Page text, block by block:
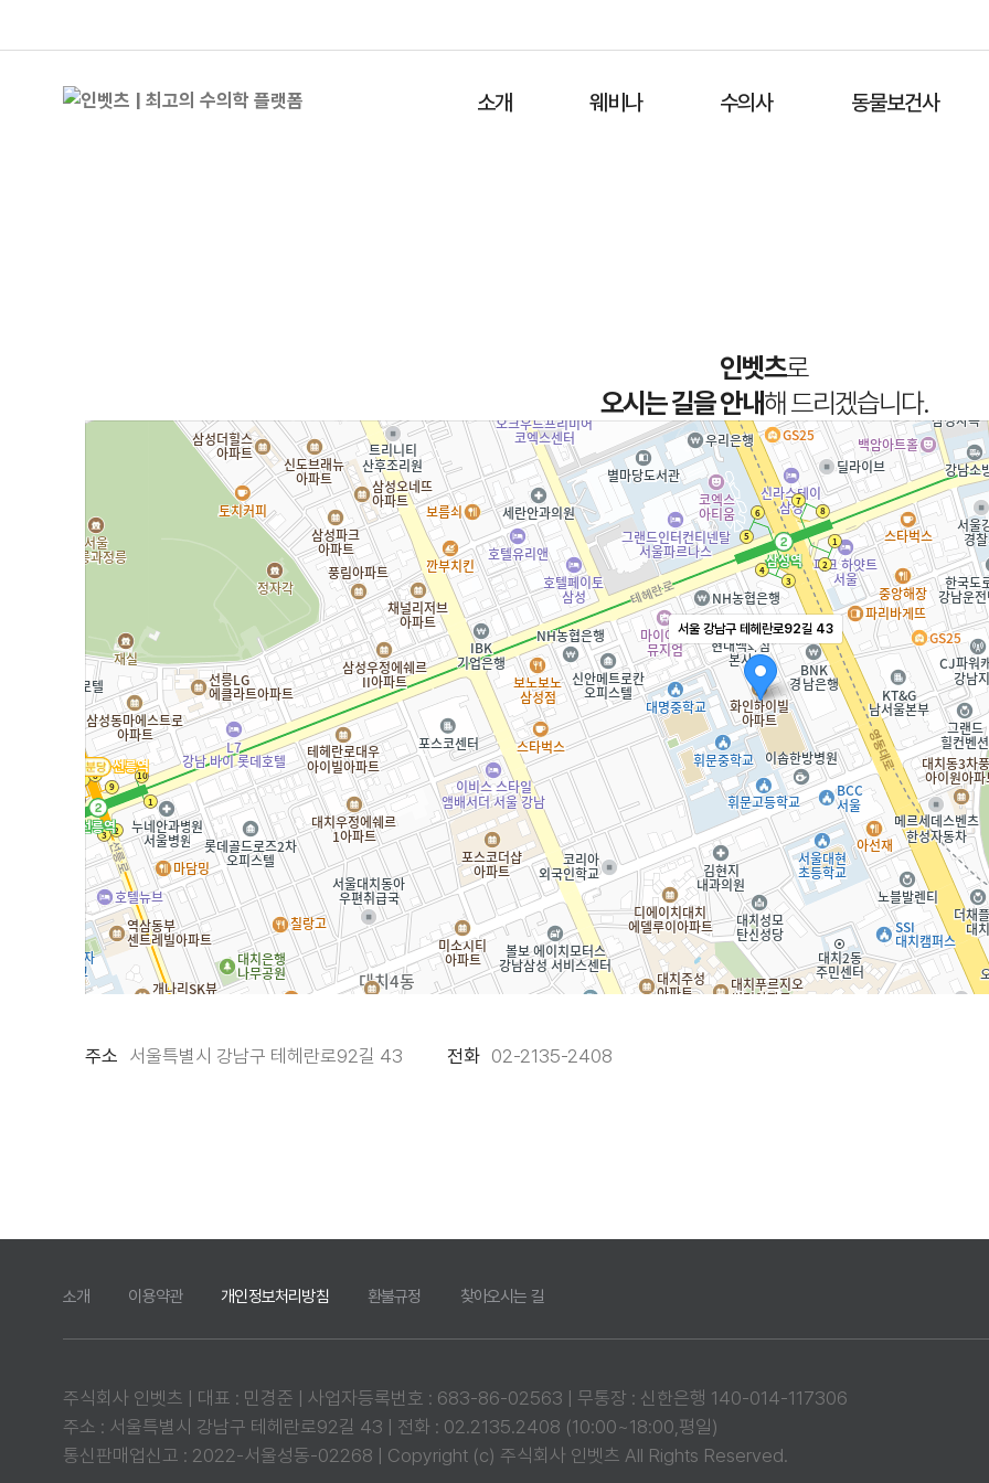
소개 웨비나 수의사 동물보건사
인벳츠로
오시는 길을 안내해 드리겠습니다.
서울 강남구 테헤란로92길 43
주소 서울특별시 강남구 테헤란로92길 43 전화 02-2135-2408
소개 이용약관 개인정보처리방침 환불규정 찾아오시는 길
주식회사 인벳츠 | 대표 : 민경준 | 사업자등록번호 : 683-86-02563 | 무통장 : 신한은행 140-014-117306
주소 : 서울특별시 강남구 테헤란로92길 43 | 전화 : 02.2135.2408 (10:00~18:00,평일)
통신판매업신고 : 2022-서울성동-02268 | Copyright (c) 주식회사 인벳츠 All Rights Reserved.